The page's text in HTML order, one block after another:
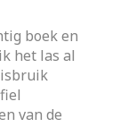
boek en
het las al
van de